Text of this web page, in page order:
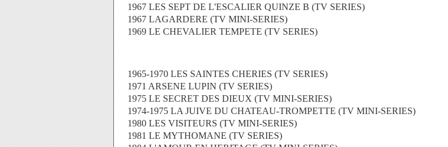
1967 LES SEPT DE L'ESCALIER QUINZE B (TV SERIES)
1967 LAGARDERE (TV MINI-SERIES)
1969 LE CHEVALIER TEMPETE (TV SERIES)
1965-1970 LES SAINTES CHERIES (TV SERIES)
1971 ARSENE LUPIN (TV SERIES)
1975 LE SECRET DES DIEUX (TV MINI-SERIES)
1974-1975 LA JUIVE DU CHATEAU-TROMPETTE (TV MINI-SERIES)
1980 LES VISITEURS (TV MINI-SERIES)
1981 LE MYTHOMANE (TV SERIES)